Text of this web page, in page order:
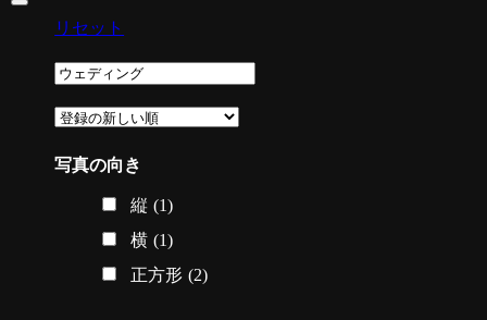
リセット
写真の向き
縦 (1)
横 (1)
正方形 (2)